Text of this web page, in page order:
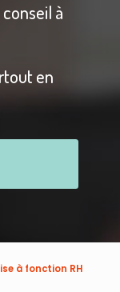
à
en
à fonction RH